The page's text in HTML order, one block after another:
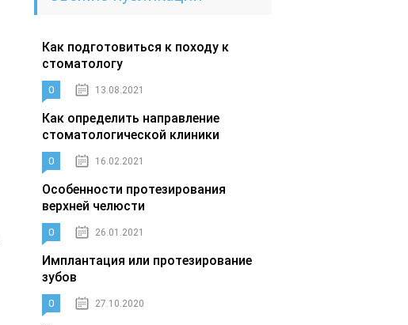
Как подготовиться к походу к
стоматологу
0 13.08.2021
Как определить направление
стоматологической клиники
0 16.02.2021
Особенности протезирования
верхней челюсти
0 26.01.2021
Имплантация или протезирование
зубов
0 27.10.2020